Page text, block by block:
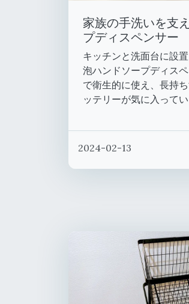
家族の手洗いを支
プディスペンサー
キッチンと洗面台に設
泡ハンドソープディス
で衛生的に使え、長持
ッテリーが気に入ってい
2024-02-13